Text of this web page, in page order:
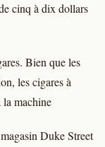
cinq à dix dollars
Bien que les
les cigares à
machine
Duke Street